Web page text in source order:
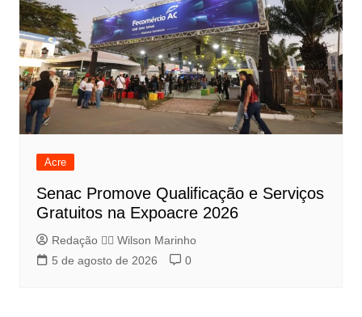
Acre
Senac Promove Qualificação e Serviços
Gratuitos na Expoacre 2026
Redação 👨‍⚖️​ Wilson Marinho
5 de agosto de 2026
0